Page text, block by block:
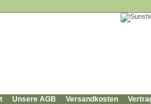
Unsere AGB Versandkosten